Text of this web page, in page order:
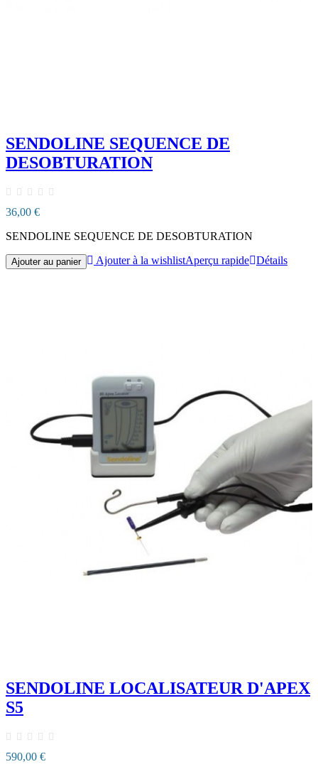
SENDOLINE SEQUENCE DE
DESOBTURATION
36,00 €
SENDOLINE SEQUENCE DE DESOBTURATION
Ajouter au panier Ajouter à la wishlistAperçu rapide Détails
SENDOLINE LOCALISATEUR D'APEX
S5
590,00 €